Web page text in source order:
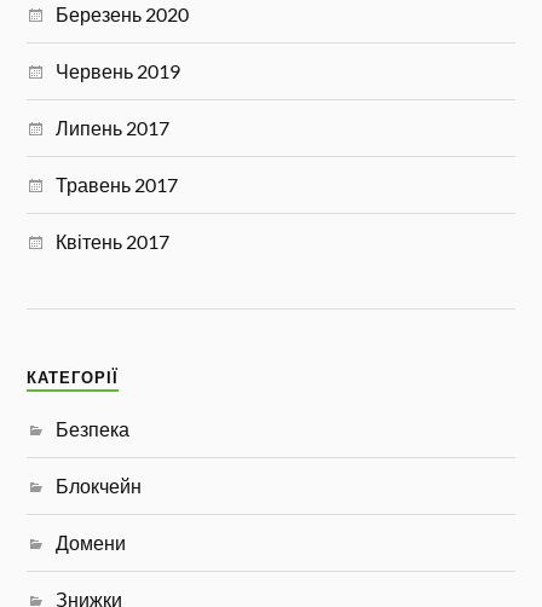
Березень 2020
Червень 2019
Липень 2017
Травень 2017
Квітень 2017
КАТЕГОРІЇ
Безпека
Блокчейн
Домени
Знижки